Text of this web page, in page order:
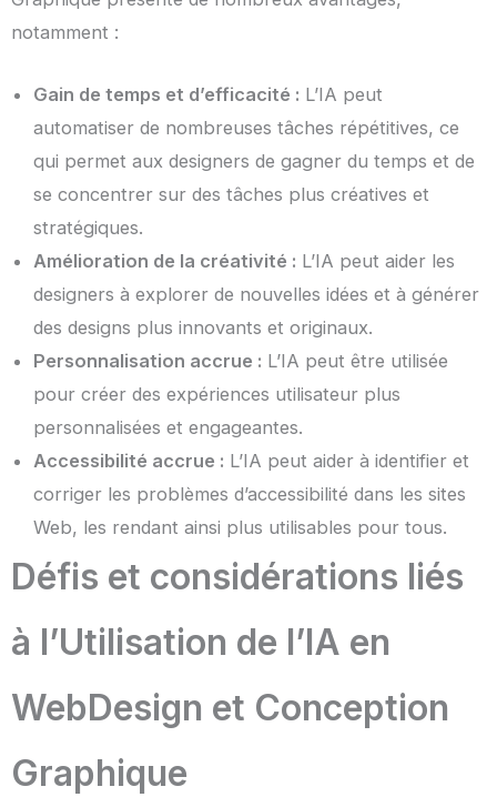
notamment :
Gain de temps et d’efficacité : L’IA peut
automatiser de nombreuses tâches répétitives, ce
qui permet aux designers de gagner du temps et de
se concentrer sur des tâches plus créatives et
stratégiques.
Amélioration de la créativité : L’IA peut aider les
designers à explorer de nouvelles idées et à générer
des designs plus innovants et originaux.
Personnalisation accrue : L’IA peut être utilisée
pour créer des expériences utilisateur plus
personnalisées et engageantes.
Accessibilité accrue : L’IA peut aider à identifier et
corriger les problèmes d’accessibilité dans les sites
Web, les rendant ainsi plus utilisables pour tous.
Défis et considérations liés
à l’Utilisation de l’IA en
WebDesign et Conception
Graphique